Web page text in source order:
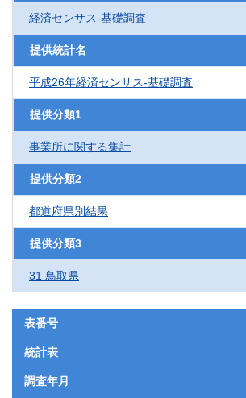
経済センサス‐基礎調査
提供統計名
平成26年経済センサス‐基礎調査
提供分類1
事業所に関する集計
提供分類2
都道府県別結果
提供分類3
31 鳥取県
表番号
統計表
調査年月